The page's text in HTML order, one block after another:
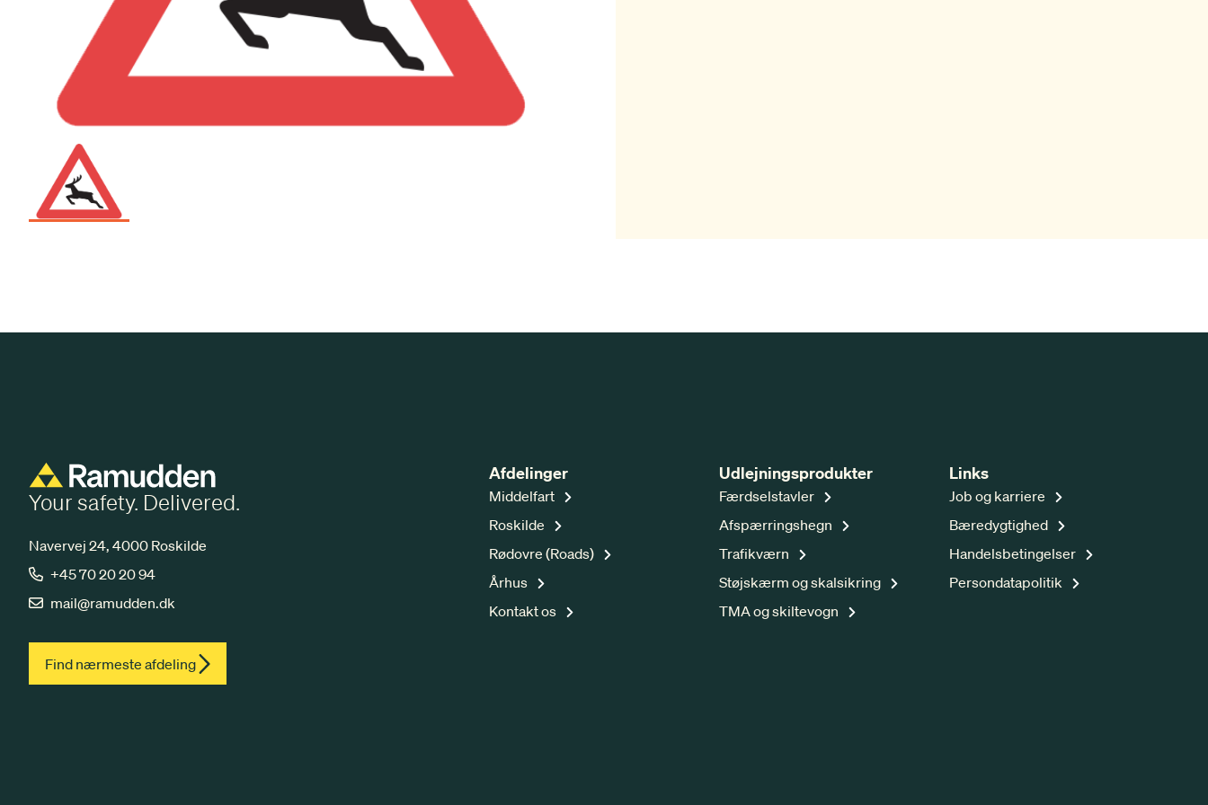
Your safety. Delivered.
Navervej 24, 4000 Roskilde
+45 70 20 20 94
mail@ramudden.dk
Find nærmeste afdeling
Afdelinger
Middelfart
Roskilde
Rødovre (Roads)
Århus
Kontakt os
Udlejningsprodukter
Færdselstavler
Afspærringshegn
Trafikværn
Støjskærm og skalsikring
TMA og skiltevogn
Links
Job og karriere
Bæredygtighed
Handelsbetingelser
Persondatapolitik